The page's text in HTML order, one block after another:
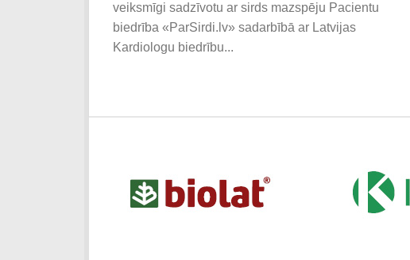
veiksmīgi sadzīvotu ar sirds mazspēju Pacientu
biedrība «ParSirdi.lv» sadarbībā ar Latvijas
Kardiologu biedrību...